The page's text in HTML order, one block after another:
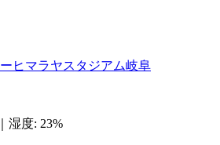
ヒマラヤスタジアム岐阜
湿度: 23%